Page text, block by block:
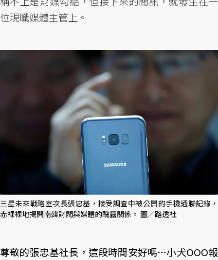
位現職媒體主管上。
三星未來戰略室次長張忠基，接受調查中被公開的手機通聯記錄，
赤裸裸地揭開南韓財閥與媒體的醜露關係。 圖／路透社
尊敬的張忠基社長，這段時間安好嗎…小犬OOO報